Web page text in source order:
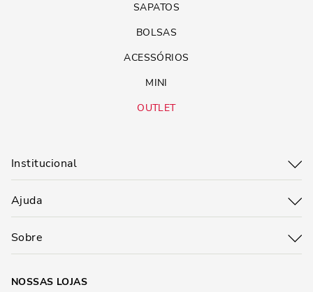
SAPATOS
BOLSAS
ACESSÓRIOS
MINI
OUTLET
Institucional
Ajuda
Sobre
NOSSAS LOJAS